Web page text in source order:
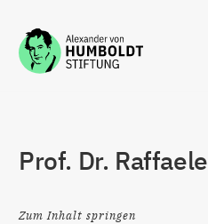
Zum Inhalt springen
Prof. Dr.
Zum Inhalt springen